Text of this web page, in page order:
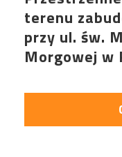
terenu
przy ul. św.
Morgowej w